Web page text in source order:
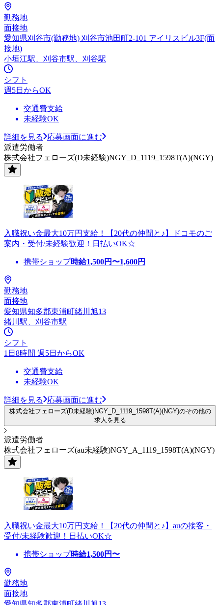
勤務地
面接地
愛知県刈谷市(勤務地) 刈谷市池田町2-101 アイリスビル3F(面
接地)
小垣江駅、刈谷市駅、刈谷駅
シフト
週5日からOK
交通費支給
未経験OK
詳細を見る
応募画面に進む
派遣労働者
株式会社フェローズ(D未経験)NGY_D_1119_1598T(A)(NGY)
入職祝い金最大10万円支給！【20代の仲間と♪】ドコモのご
案内・受付/未経験歓迎！日払いOK☆
携帯ショップ時給1,500円〜1,600円
勤務地
面接地
愛知県知多郡東浦町緒川旭13
緒川駅、刈谷市駅
シフト
1日8時間 週5日からOK
交通費支給
未経験OK
詳細を見る 応募画面に進む
株式会社フェローズ(D未経験)NGY_D_1119_1598T(A)(NGY)のその他の
求人を見る
派遣労働者
株式会社フェローズ(au未経験)NGY_A_1119_1598T(A)(NGY)
入職祝い金最大10万円支給！【20代の仲間と♪】auの接客・
受付/未経験歓迎！日払いOK☆
携帯ショップ時給1,500円〜
勤務地
面接地